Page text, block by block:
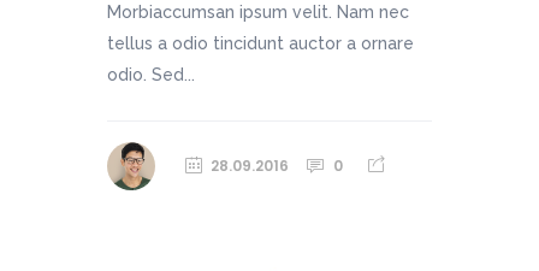
Morbiaccumsan ipsum velit. Nam nec
tellus a odio tincidunt auctor a ornare
odio. Sed...
28.09.2016 0